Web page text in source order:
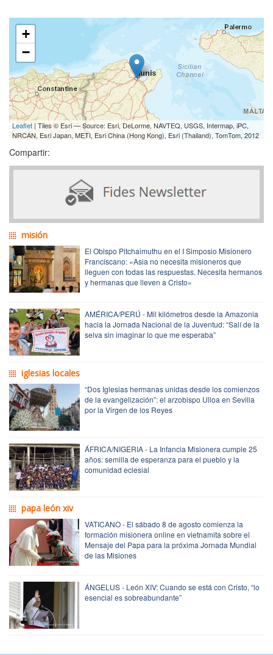
+
−
Leaflet| Tiles © Esri — Source: Esri, DeLorme, NAVTEQ, USGS, Intermap, iPC,
NRCAN, Esri Japan, METI, Esri China (Hong Kong), Esri (Thailand), TomTom, 2012
Compartir:
misión
El Obispo Pitchaimuthu en el I Simposio Misionero
Franciscano: «Asia no necesita misioneros que
lleguen con todas las respuestas. Necesita hermanos
y hermanas que lleven a Cristo»
AMÉRICA/PERÚ - Mil kilómetros desde la Amazonia
hacia la Jornada Nacional de la Juventud: “Salí de la
selva sin imaginar lo que me esperaba”
iglesias locales
“Dos Iglesias hermanas unidas desde los comienzos
de la evangelización”: el arzobispo Ulloa en Sevilla
por la Virgen de los Reyes
ÁFRICA/NIGERIA - La Infancia Misionera cumple 25
años: semilla de esperanza para el pueblo y la
comunidad eclesial
papa león xiv
VATICANO - El sábado 8 de agosto comienza la
formación misionera online en vietnamita sobre el
Mensaje del Papa para la próxima Jornada Mundial
de las Misiones
ÁNGELUS - León XIV: Cuando se está con Cristo, “lo
esencial es sobreabundante”